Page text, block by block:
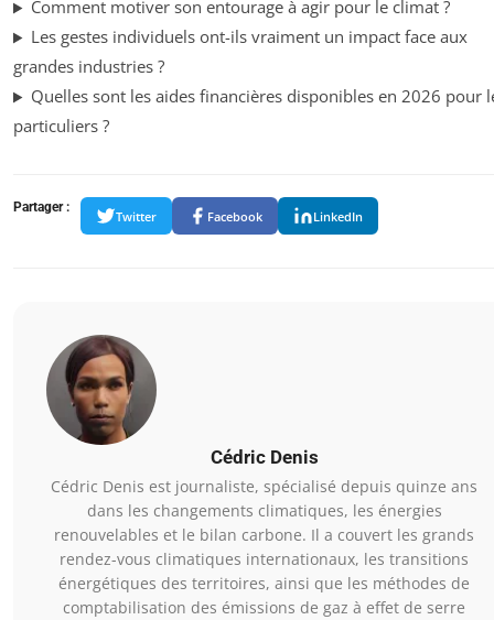
Comment motiver son entourage à agir pour le climat ?
Les gestes individuels ont-ils vraiment un impact face aux
grandes industries ?
Quelles sont les aides financières disponibles en 2026 pour
particuliers ?
Partager :
Twitter Facebook LinkedIn
Cédric Denis
Cédric Denis est journaliste, spécialisé depuis quinze ans
dans les changements climatiques, les énergies
renouvelables et le bilan carbone. Il a couvert les grands
rendez-vous climatiques internationaux, les transitions
énergétiques des territoires, ainsi que les méthodes de
comptabilisation des émissions de gaz à effet de serre